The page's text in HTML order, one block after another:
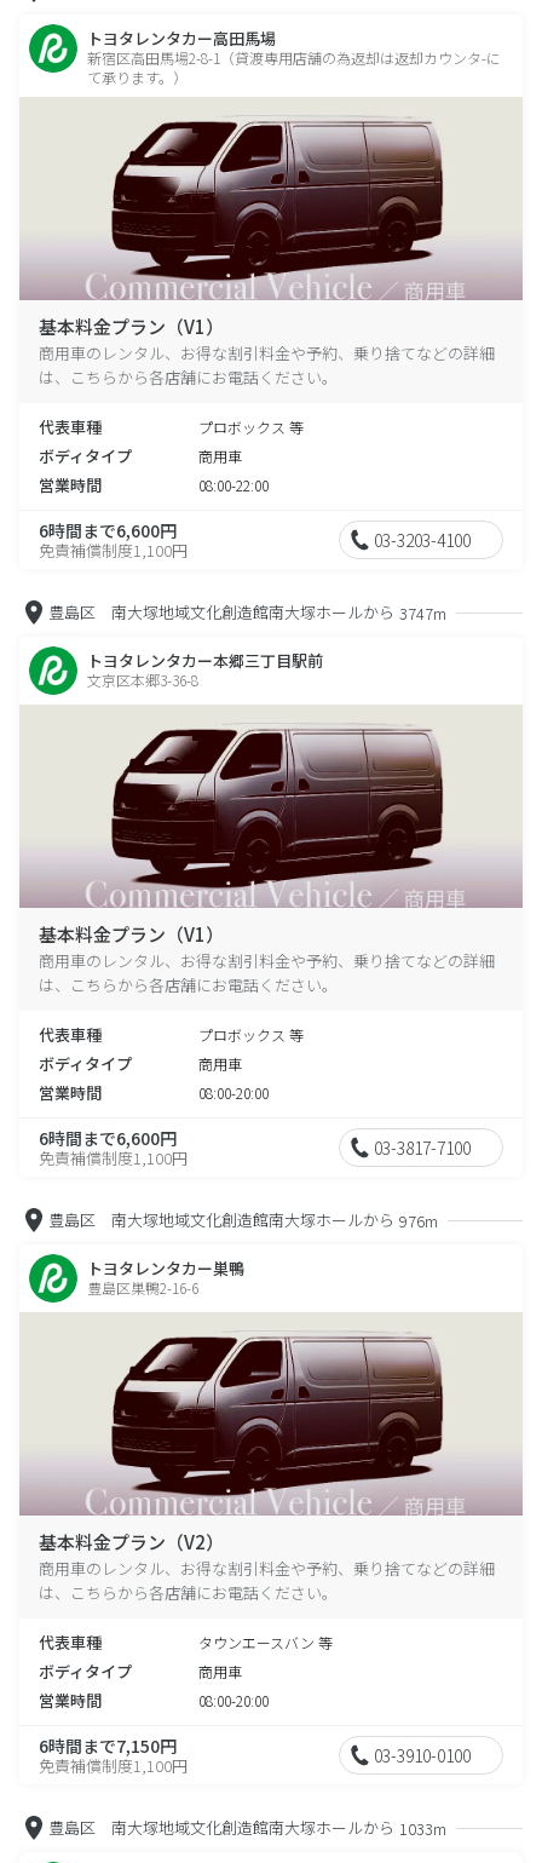
トヨタレンタカー高田馬場
新宿区高田馬場2-8-1（貸渡専用店舗の為返却は返却カウンタ-に
て承ります。）
基本料金プラン（V1）
商用車のレンタル、お得な割引料金や予約、乗り捨てなどの詳細
は、こちらから各店舗にお電話ください。
代表車種 プロボックス 等
ボディタイプ 商用車
営業時間 08:00-22:00
6時間まで6,600円
免責補償制度1,100円 03-3203-4100
豊島区 南大塚地域文化創造館南大塚ホールから 3747m
トヨタレンタカー本郷三丁目駅前
文京区本郷3-36-8
基本料金プラン（V1）
商用車のレンタル、お得な割引料金や予約、乗り捨てなどの詳細
は、こちらから各店舗にお電話ください。
代表車種 プロボックス 等
ボディタイプ 商用車
営業時間 08:00-20:00
6時間まで6,600円
免責補償制度1,100円 03-3817-7100
豊島区 南大塚地域文化創造館南大塚ホールから 976m
トヨタレンタカー巣鴨
豊島区巣鴨2-16-6
基本料金プラン（V2）
商用車のレンタル、お得な割引料金や予約、乗り捨てなどの詳細
は、こちらから各店舗にお電話ください。
代表車種 タウンエースバン 等
ボディタイプ 商用車
営業時間 08:00-20:00
6時間まで7,150円
免責補償制度1,100円 03-3910-0100
豊島区 南大塚地域文化創造館南大塚ホールから 1033m